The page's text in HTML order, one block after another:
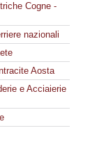
Cogne -
nazionali
Aosta
e Acciaierie